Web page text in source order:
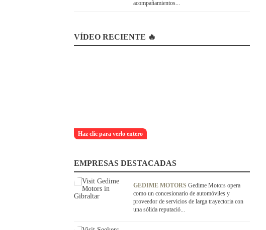
acompañamientos...
VÍDEO RECIENTE 🔥
Haz clic para verlo entero
EMPRESAS DESTACADAS
GEDIME MOTORS Gedime Motors opera
como un concesionario de automóviles y
proveedor de servicios de larga trayectoria con
una sólida reputació...